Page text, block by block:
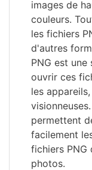
images de
couleurs.
les fichiers
d'autres
PNG est
ouvrir ces
les
permettent
facilement
fichiers PNG
photos.